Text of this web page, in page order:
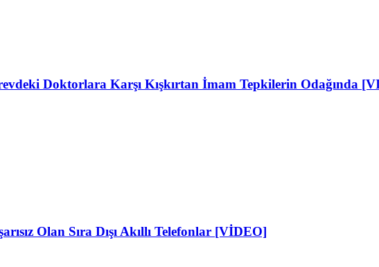
Doktorlara Karşı Kışkırtan İmam Tepkilerin Odağında
Olan Sıra Dışı Akıllı Telefonlar [VİDEO]